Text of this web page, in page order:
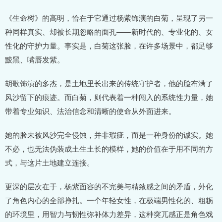
《生命树》的高明，恰在于它通过杨紫饰演的白菊，呈现了另一
种同样真实、却被长期忽略的面孔——新时代的、专业化的、女
性化的守护力量。事实是，白菊这张脸，在许多场景中，都足够
黢黑、嘴唇发紫。
胡歌饰演的多杰，是土地里长出来的传统守护者，他的脸布满了
风沙留下的痕迹。而白菊，则代表着一种闯入的系统性力量，她
带着专业知识、法治信念和清晰的使命从外面进来。
她的脸未被风沙完全侵蚀，并非瑕疵，而是一种身份的诚实。她
不必，也无法伪装成土生土长的模样，她的价值在于用不同的方
式，与这片土地建立连接。
更深的层次在于，杨紫面容的不完美与精致感之间的矛盾，外化
了角色内心的全部挣扎。一个年轻女性，在极端男性化的、粗粝
的环境里，用智力与韧性弥补体力差异，这种突兀感正是角色戏